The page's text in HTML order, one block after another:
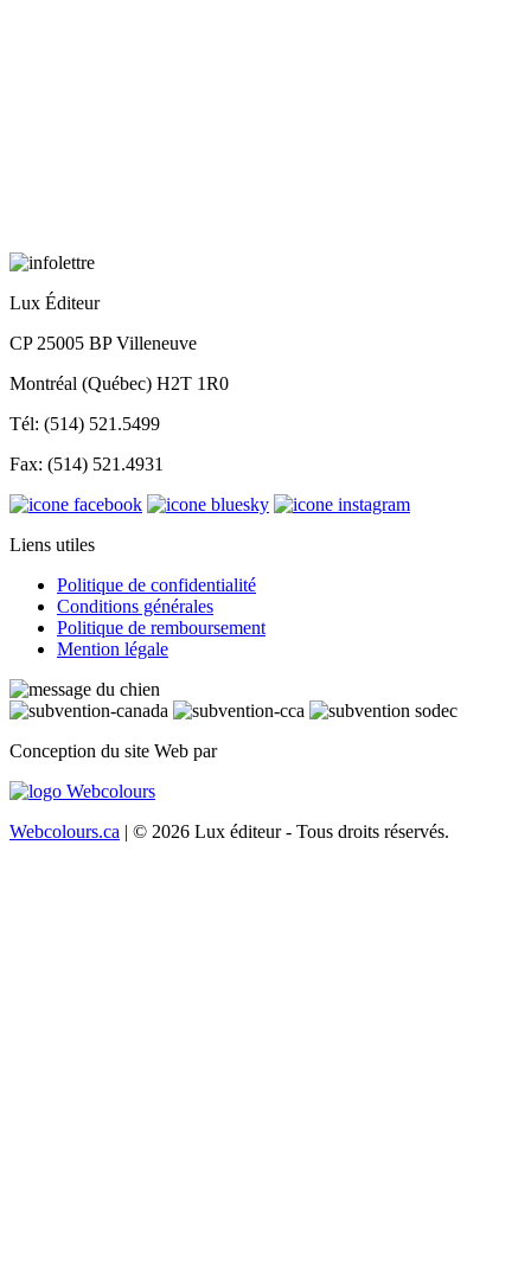
Lux Éditeur
CP 25005 BP Villeneuve
Montréal (Québec) H2T 1R0
Tél: (514) 521.5499
Fax: (514) 521.4931
Liens utiles
Politique de confidentialité
Conditions générales
Politique de remboursement
Mention légale
Conception du site Web par
Webcolours.ca | © 2026 Lux éditeur - Tous droits réservés.